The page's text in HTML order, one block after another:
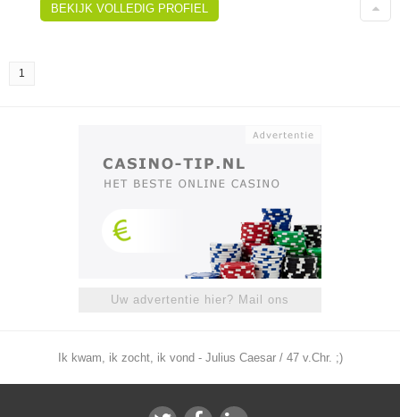
BEKIJK VOLLEDIG PROFIEL
1
Uw advertentie hier? Mail ons
Ik kwam, ik zocht, ik vond - Julius Caesar / 47 v.Chr. ;)